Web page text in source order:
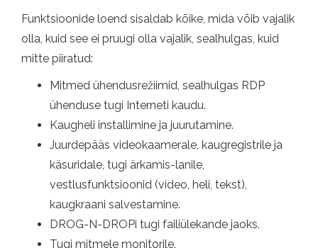
Funktsioonide loend sisaldab kõike, mida võib vajalik
olla, kuid see ei pruugi olla vajalik, sealhulgas, kuid
mitte piiratud:
Mitmed ühendusrežiimid, sealhulgas RDP
ühenduse tugi Interneti kaudu.
Kaugheli installimine ja juurutamine.
Juurdepääs videokaamerale, kaugregistrile ja
käsuridale, tugi ärkamis-lanile,
vestlusfunktsioonid (video, heli, tekst),
kaugkraani salvestamine.
DROG-N-DROPi tugi failiülekande jaoks.
Tugi mitmele monitorile.